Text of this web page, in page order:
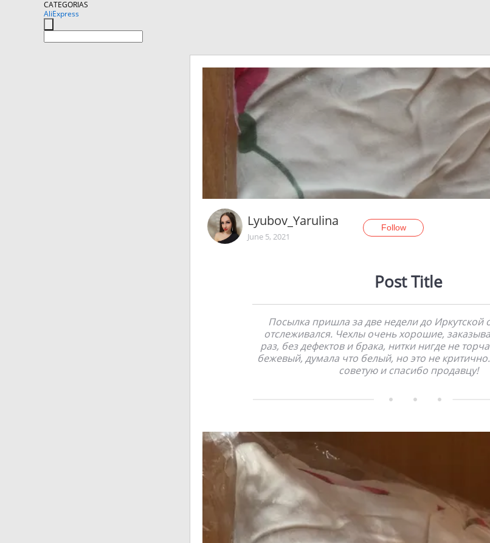
CATEGORIAS
AliExpress
Lyubov_Yarulina
June 5, 2021
Follow
Post Title
Посылка пришла за две недели до Иркутской
отслеживался. Чехлы очень хорошие,
раз, без дефектов и брака, нитки нигде не
бежевый, думала что белый, но это не
советую и спасибо продавцу!